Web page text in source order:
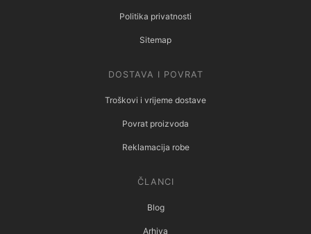
Politika privatnosti
Sitemap
DOSTAVA I POVRAT
Troškovi i vrijeme dostave
Povrat proizvoda
Reklamacija robe
ČLANCI
Blog
Arhiva